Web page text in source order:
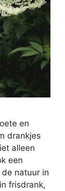
en
drankjes
alleen
een
natuur in
frisdrank,